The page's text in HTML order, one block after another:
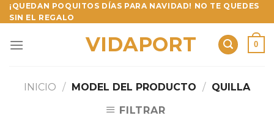
Skip
to
¡QUEDAN POQUITOS DÍAS PARA NAVIDAD! NO TE QUEDES
SIN EL REGALO
VIDAPORT 0
INICIO / MODEL DEL PRODUCTO / QUILLA
FILTRAR